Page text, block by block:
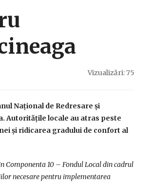
Vizualizări: 75
Național de Redresare și
Autoritățile locale au atras peste
și ridicarea gradului de confort al
Componenta 10 – Fondul Local din cadrul
necesare pentru implementarea